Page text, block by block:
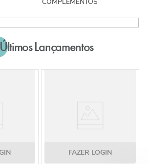
Últimos Lançamentos
FAZER LOGIN